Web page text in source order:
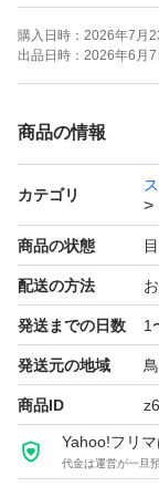
購入日時： 2026年7月
出品日時： 2026年6月7
商品の情報
カテゴリ
商品の状態
配送の方法
発送までの日数 1
発送元の地域
商品ID
Yahoo!フリ
代金は運営が一旦